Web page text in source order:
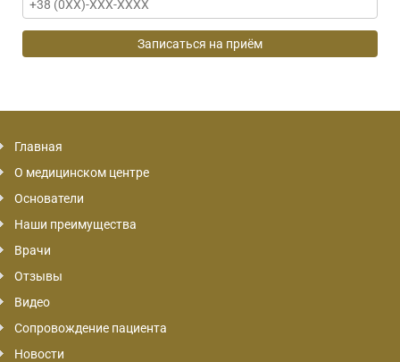
Главная
О медицинском центре
Основатели
Наши преимущества
Врачи
Отзывы
Видео
Сопровождение пациента
Новости